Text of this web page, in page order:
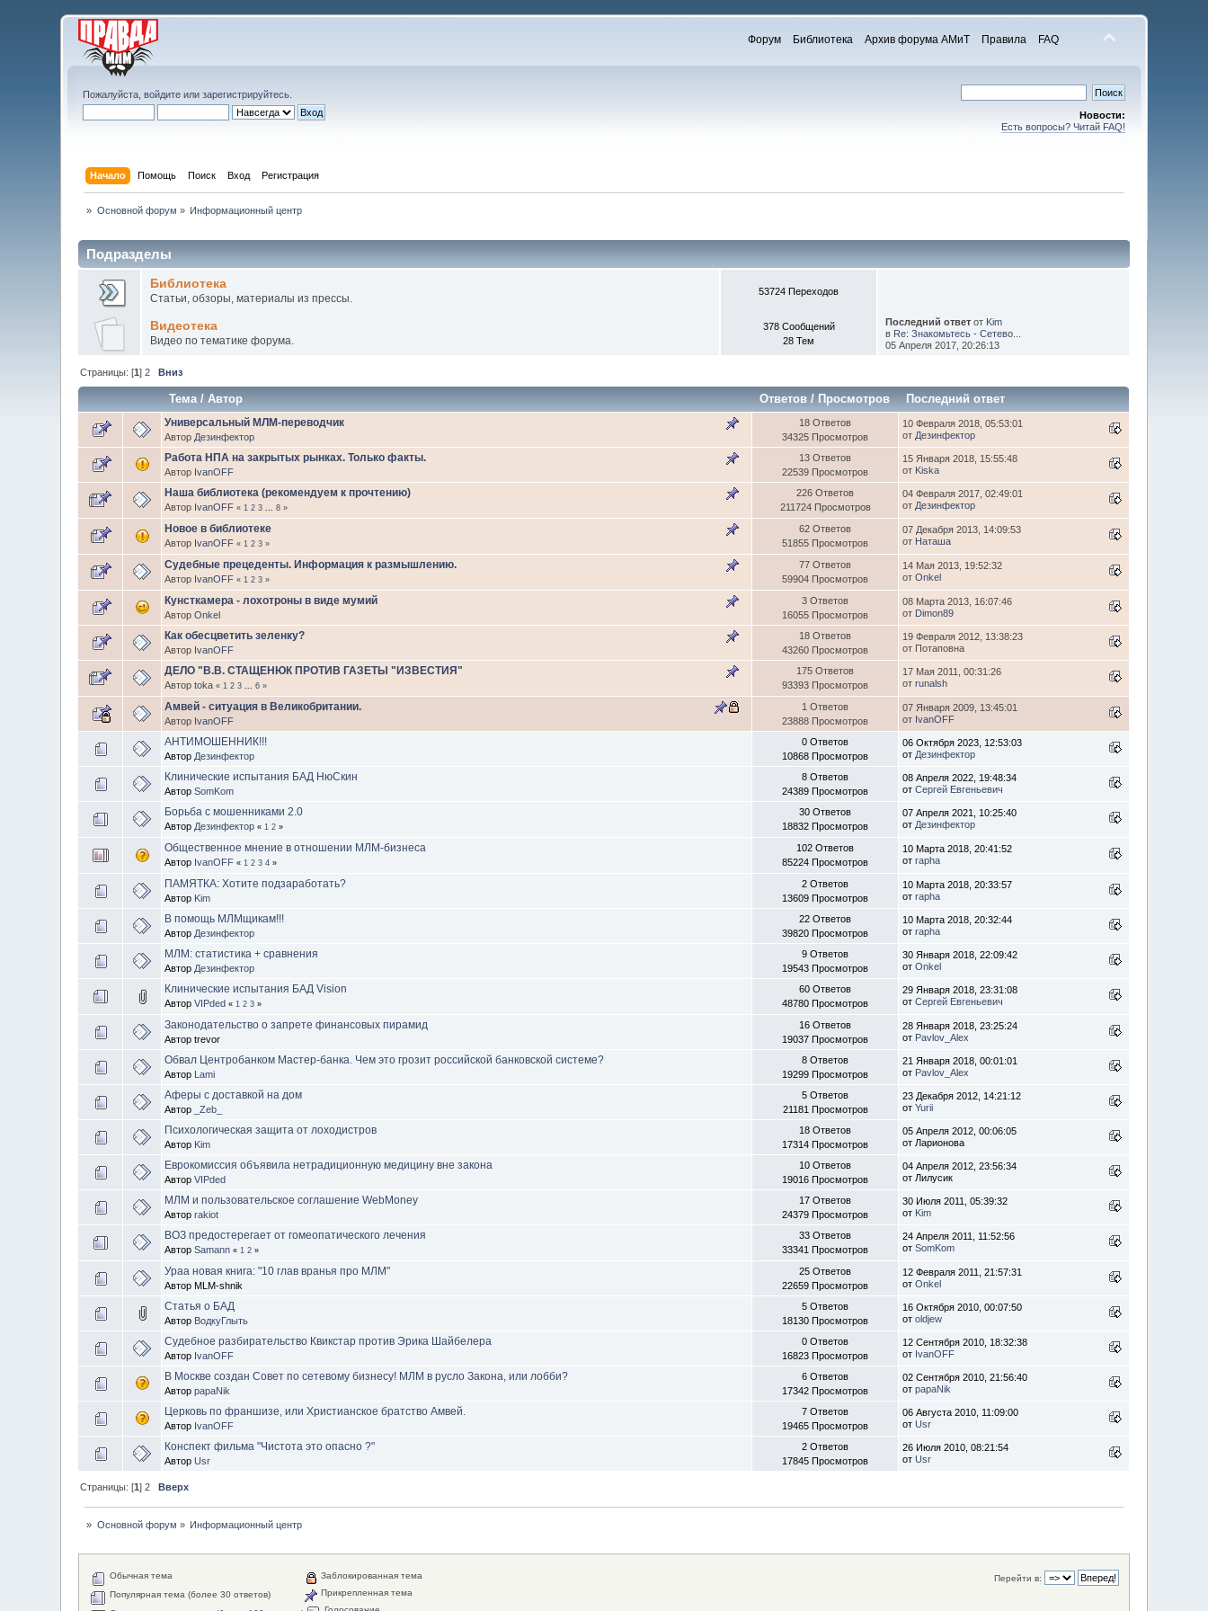
Форум Библиотека Архив форума АМиТ Правила FAQ
Пожалуйста,войдите илизарегистрируйтесь
Новости:
Есть вопросы? Читай FAQ!
Начало Помощь Поиск Вход Регистрация
» Основной форум » Информационный центр
Подразделы
Библиотека
Статьи, обзоры, материалы из прессы.
53724 Переходов
Видеотека
Видео по тематике форума.
378 Сообщений
28 Тем
Последний ответот Kim
в Re: Знакомьтесь - Сетево...
05 Апреля 2017, 20:26:13
Страницы: [1]2 Вниз
Тема/Автор Ответов / Просмотров Последний ответ
Универсальный МЛМ-переводчик
Автор Дезинфектор
18 Ответов
34325 Просмотров
10 Февраля 2018, 05:53:01
от Дезинфектор
Работа НПА на закрытых рынках. Только факты.
Автор IvanOFF
13 Ответов
22539 Просмотров
15 Января 2018, 15:55:48
от Kiska
Наша библиотека (рекомендуем к прочтению)
Автор IvanOFF «1 2 3 ...8 »
226 Ответов
211724 Просмотров
04 Февраля 2017, 02:49:01
от Дезинфектор
Новое в библиотеке
Автор IvanOFF «1 2 3 »
62 Ответов
51855 Просмотров
07 Декабря 2013, 14:09:53
от Наташа
Судебные прецеденты. Информация к размышлению.
Автор IvanOFF «1 2 3 »
77 Ответов
59904 Просмотров
14 Мая 2013, 19:52:32
отOnkel
Кунсткамера - лохотроны в виде мумий
АвторOnkel
3 Ответов
16055 Просмотров
08 Марта 2013, 16:07:46
от Dimon89
Как обесцветить зеленку?
Автор IvanOFF
18 Ответов
43260 Просмотров
19 Февраля 2012, 13:38:23
от Потаповна
ДЕЛО "В.В. СТАЩЕНЮК ПРОТИВ ГАЗЕТЫ "ИЗВЕСТИЯ"
Авторtoka «1 2 3 ...6 »
175 Ответов
93393 Просмотров
17 Мая 2011, 00:31:26
отrunalsh
Амвей - ситуация в Великобритании.
Автор IvanOFF
1 Ответов
23888 Просмотров
07 Января 2009, 13:45:01
от IvanOFF
АНТИМОШЕННИК!!!
Автор Дезинфектор
0 Ответов
10868 Просмотров
06 Октября 2023, 12:53:03
от Дезинфектор
Клинические испытания БАД НюСкин
АвторSomKom
8 Ответов
24389 Просмотров
08 Апреля 2022, 19:48:34
отСергей Евгеньевич
Борьба с мошенниками 2.0
Автор Дезинфектор «1 2 »
30 Ответов
18832 Просмотров
07 Апреля 2021, 10:25:40
от Дезинфектор
Общественное мнение в отношении МЛМ-бизнеса
Автор IvanOFF «1 2 3 4 »
102 Ответов
85224 Просмотров
10 Марта 2018, 20:41:52
отrapha
ПАМЯТКА: Хотите подзаработать?
Автор Kim
2 Ответов
13609 Просмотров
10 Марта 2018, 20:33:57
отrapha
В помощь МЛМщикам!!!
Автор Дезинфектор
22 Ответов
39820 Просмотров
10 Марта 2018, 20:32:44
отrapha
МЛМ: статистика + сравнения
Автор Дезинфектор
9 Ответов
19543 Просмотров
30 Января 2018, 22:09:42
отOnkel
Клинические испытания БАД Vision
АвторVIPded «1 2 3 »
60 Ответов
48780 Просмотров
29 Января 2018, 23:31:08
отСергей Евгеньевич
Законодательство о запрете финансовых пирамид
Автор trevor
16 Ответов
19037 Просмотров
28 Января 2018, 23:25:24
от Pavlov_Alex
Обвал Центробанком Мастер-банка. Чем это грозит российской банковской системе?
Автор Lami
8 Ответов
19299 Просмотров
21 Января 2018, 00:01:01
от Pavlov_Alex
Аферы с доставкой на дом
Автор _Zeb_
5 Ответов
21181 Просмотров
23 Декабря 2012, 14:21:12
отYurii
Психологическая защита от лоходистров
Автор Kim
18 Ответов
17314 Просмотров
05 Апреля 2012, 00:06:05
от Ларионова
Еврокомиссия объявила нетрадиционную медицину вне закона
АвторVIPded
10 Ответов
19016 Просмотров
04 Апреля 2012, 23:56:34
от Лилусик
МЛМ и пользовательское соглашение WebMoney
Авторrakiot
17 Ответов
24379 Просмотров
30 Июля 2011, 05:39:32
от Kim
ВОЗ предостерегает от гомеопатического лечения
АвторSamann «1 2 »
33 Ответов
33341 Просмотров
24 Апреля 2011, 11:52:56
отSomKom
Ураа новая книга: "10 глав вранья про МЛМ"
Автор MLM-shnik
25 Ответов
22659 Просмотров
12 Февраля 2011, 21:57:31
отOnkel
Статья о БАД
Автор ВодкуГлыть
5 Ответов
18130 Просмотров
16 Октября 2010, 00:07:50
отoldjew
Судебное разбирательство Квикстар против Эрика Шайбелера
Автор IvanOFF
0 Ответов
16823 Просмотров
12 Сентября 2010, 18:32:38
от IvanOFF
В Москве создан Совет по сетевому бизнесу! МЛМ в русло Закона, или лобби?
АвторpapaNik
6 Ответов
17342 Просмотров
02 Сентября 2010, 21:56:40
отpapaNik
Церковь по франшизе, или Христианское братство Амвей.
Автор IvanOFF
7 Ответов
19465 Просмотров
06 Августа 2010, 11:09:00
отUsr
Конспект фильма "Чистота это опасно ?"
АвторUsr
2 Ответов
17845 Просмотров
26 Июля 2010, 08:21:54
отUsr
Страницы: [1]2 Вверх
» Основной форум » Информационный центр
Перейти в:
Обычная тема
Популярная тема (более 30 ответов)
Заблокированная тема
Прикрепленная тема